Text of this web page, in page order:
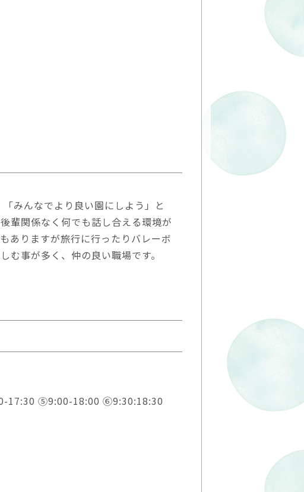
みんなでより良い園にしよう」と
輩関係なく何でも話し合える環境が
ありますが旅行に行ったりバレーボ
む事が多く、仲の良い職場です。
⑤9:00-18:00 ⑥9:30:18:30